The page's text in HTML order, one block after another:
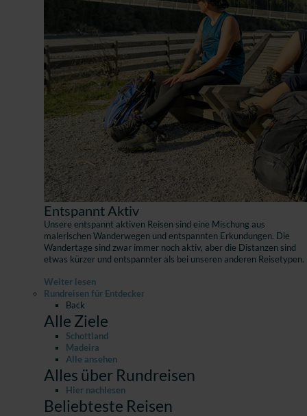
Entspannt Aktiv
Unsere entspannt aktiven Reisen sind eine Mischung aus
malerischen Wanderwegen und entspannten Erkundungen. Die
Wandertage sind zwar immer noch aktiv, aber die Distanzen sind
etwas kürzer und entspannter als bei unseren anderen Reisetypen.
Weiter lesen
Rundreisen für Entdecker
Back
Alle Ziele
Schottland
Madeira
Alle ansehen
Alles über Rundreisen
Hier nachlesen
Beliebteste Reisen